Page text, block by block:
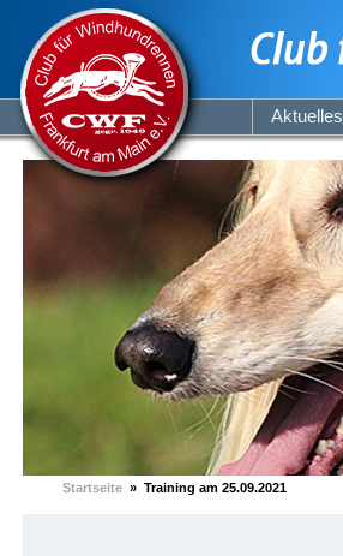
Aktuelles
Startseite » Training am 25.09.2021